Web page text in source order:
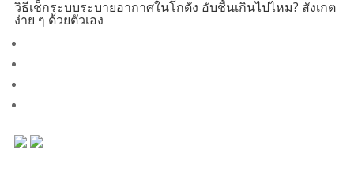
วิธีเช็กระบบระบายอากาศในโกดัง อับชื้นเกินไปไหม? สังเกต
ง่าย ๆ ด้วยตัวเอง